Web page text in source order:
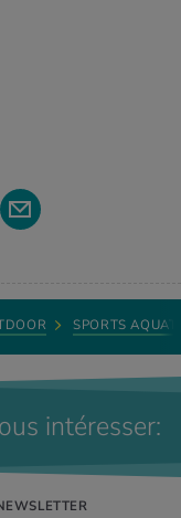
SPORTS
intéresser: